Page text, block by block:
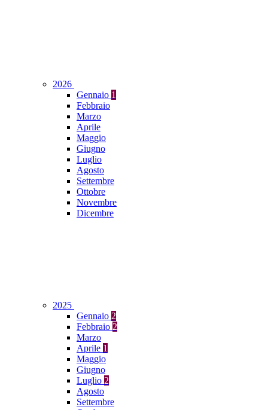
2026
Gennaio 1
Febbraio
Marzo
Aprile
Maggio
Giugno
Luglio
Agosto
Settembre
Ottobre
Novembre
Dicembre
2025
Gennaio 2
Febbraio 2
Marzo
Aprile 1
Maggio
Giugno
Luglio 2
Agosto
Settembre